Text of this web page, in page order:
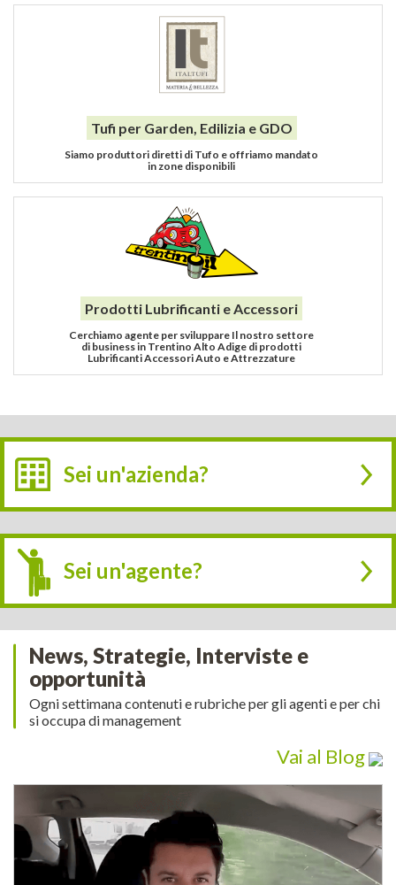
Tufi per Garden, Edilizia e GDO
Siamo produttori diretti di Tufo e offriamo mandato
in zone disponibili
Prodotti Lubrificanti e Accessori
Cerchiamo agente per sviluppare Il nostro settore
di business in Trentino Alto Adige di prodotti
Lubrificanti Accessori Auto e Attrezzature
Sei un'azienda?
Sei un'agente?
News, Strategie, Interviste e
opportunità
Ogni settimana contenuti e rubriche per gli agenti e per chi
si occupa di management
Vai al Blog